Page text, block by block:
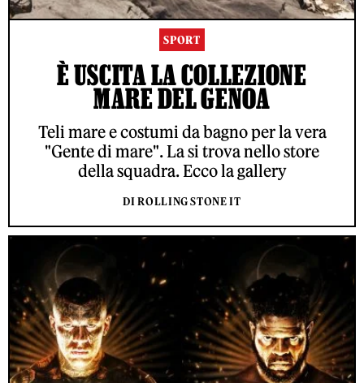
SPORT
È USCITA LA COLLEZIONE
MARE DEL GENOA
Teli mare e costumi da bagno per la vera
"Gente di mare". La si trova nello store
della squadra. Ecco la gallery
DI ROLLING STONE IT